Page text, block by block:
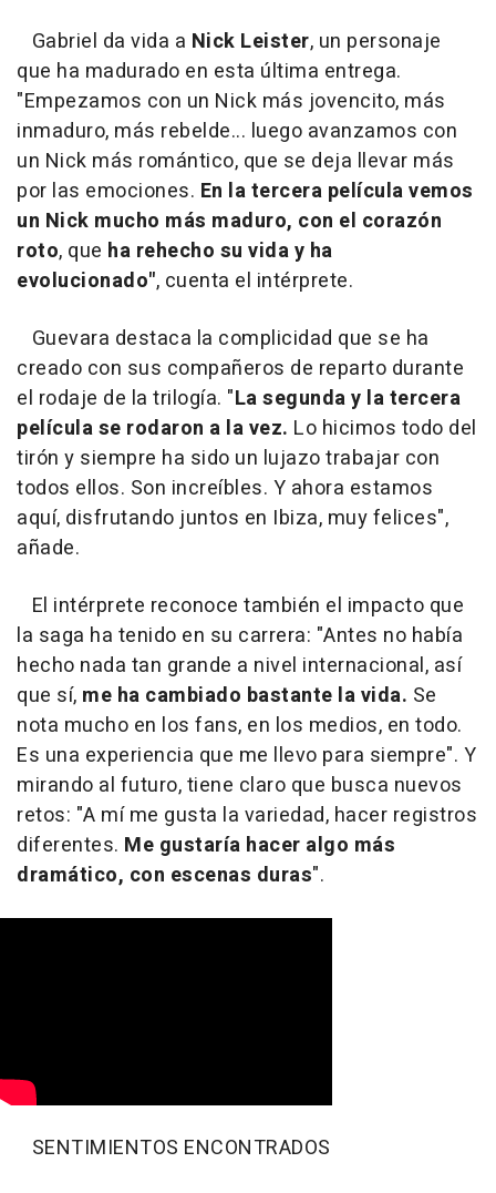
Gabriel da vida a Nick Leister, un personaje
que ha madurado en esta última entrega.
"Empezamos con un Nick más jovencito, más
inmaduro, más rebelde... luego avanzamos con
un Nick más romántico, que se deja llevar más
por las emociones. En la tercera película vemos
un Nick mucho más maduro, con el corazón
roto, que ha rehecho su vida y ha
evolucionado", cuenta el intérprete.
Guevara destaca la complicidad que se ha
creado con sus compañeros de reparto durante
el rodaje de la trilogía. "La segunda y la tercera
película se rodaron a la vez. Lo hicimos todo del
tirón y siempre ha sido un lujazo trabajar con
todos ellos. Son increíbles. Y ahora estamos
aquí, disfrutando juntos en Ibiza, muy felices",
añade.
El intérprete reconoce también el impacto que
la saga ha tenido en su carrera: "Antes no había
hecho nada tan grande a nivel internacional, así
que sí, me ha cambiado bastante la vida. Se
nota mucho en los fans, en los medios, en todo.
Es una experiencia que me llevo para siempre". Y
mirando al futuro, tiene claro que busca nuevos
retos: "A mí me gusta la variedad, hacer registros
diferentes. Me gustaría hacer algo más
dramático, con escenas duras".
SENTIMIENTOS ENCONTRADOS